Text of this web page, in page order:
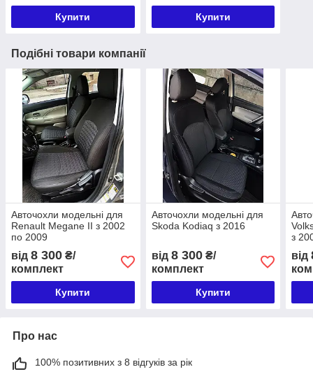
Купити Купити
Подібні товари компанії
Авточохли модельні для
Renault Megane II з 2002
по 2009
від 8 300 ₴/
комплект
Купити
Авточохли модельні для
Skoda Kodiaq з 2016
від 8 300₴/
комплект
Купити
з
від
Про нас
100% позитивних з 8 відгуків за рік